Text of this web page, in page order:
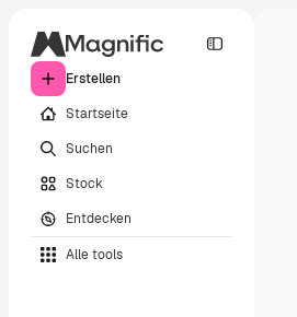
Erstellen
Startseite
Suchen
Stock
Entdecken
Alle tools